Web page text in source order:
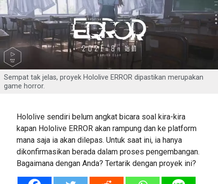
Sempat tak jelas, proyek Hololive ERROR dipastikan merupakan
game horror.
Hololive sendiri belum angkat bicara soal kira-kira
kapan Hololive ERROR akan rampung dan ke platform
mana saja ia akan dilepas. Untuk saat ini, ia hanya
dikonfirmasikan berada dalam proses pengembangan.
Bagaimana dengan Anda? Tertarik dengan proyek ini?